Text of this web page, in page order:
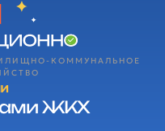
КОММУНАЛЬНОЕ
ЖКХ